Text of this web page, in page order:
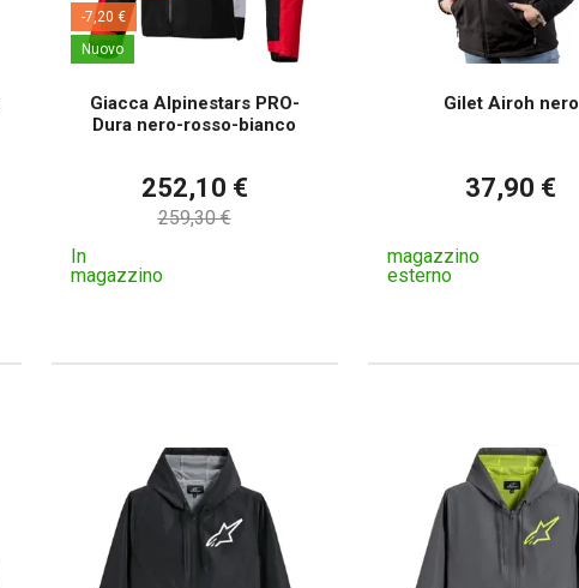
-7,20 €
Nuovo
Giacca Alpinestars PRO-
Dura nero-rosso-bianco
252,10 €
259,30 €
In
magazzino
Gilet Airoh nero
37,90 €
magazzino
esterno